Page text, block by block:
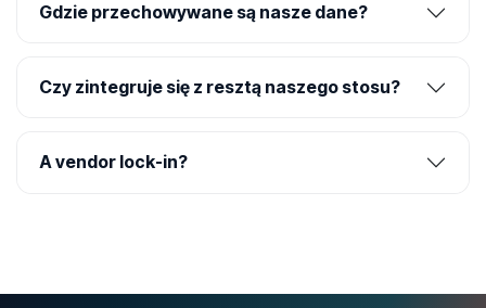
Gdzie przechowywane są nasze dane?
Czy zintegruje się z resztą naszego stosu?
A vendor lock-in?